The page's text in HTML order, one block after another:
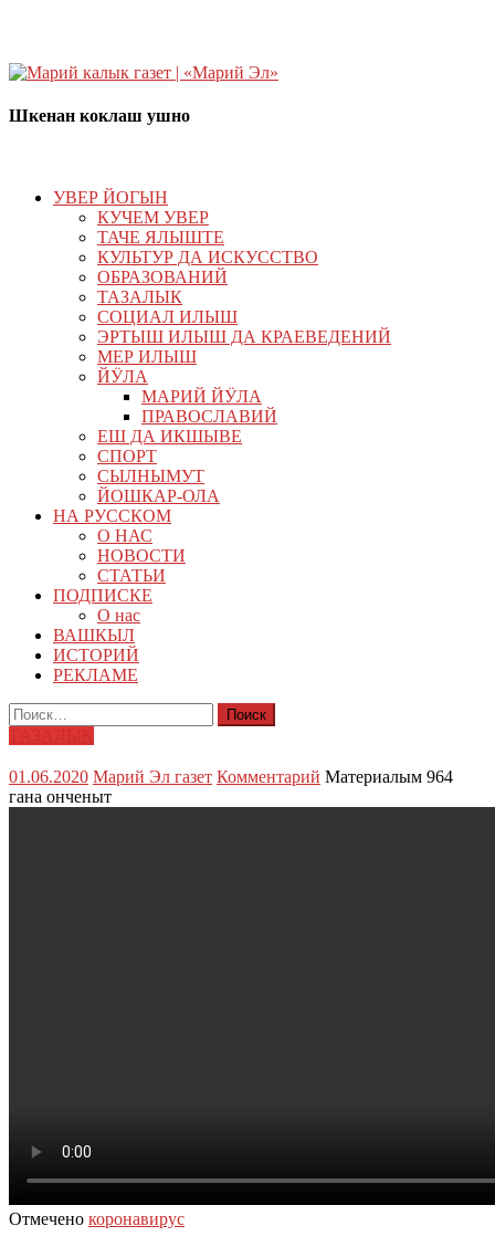
Шкенан коклаш ушно
УВЕР ЙОГЫН
КУЧЕМ УВЕР
ТАЧЕ ЯЛЫШТЕ
КУЛЬТУР ДА ИСКУССТВО
ОБРАЗОВАНИЙ
ТАЗАЛЫК
СОЦИАЛ ИЛЫШ
ЭРТЫШ ИЛЫШ ДА КРАЕВЕДЕНИЙ
МЕР ИЛЫШ
ЙӰЛА
МАРИЙ ЙӰЛА
ПРАВОСЛАВИЙ
ЕШ ДА ИКШЫВЕ
СПОРТ
СЫЛНЫМУТ
ЙОШКАР-ОЛА
НА РУССКОМ
О НАС
НОВОСТИ
СТАТЬИ
ПОДПИСКЕ
О нас
ВАШКЫЛ
ИСТОРИЙ
РЕКЛАМЕ
Найти:
01.06.2020 Марий Эл газет Комментарий Материалым 964
гана онченыт
Отмечено коронавирус